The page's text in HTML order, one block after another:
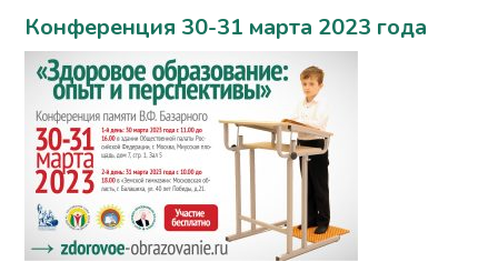
Конференция 30-31 марта 2023 года